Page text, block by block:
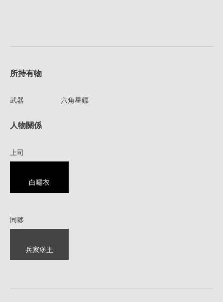
所持有物
武器 六角星鏢
人物關係
上司
白嘯衣
同夥
兵家堡主